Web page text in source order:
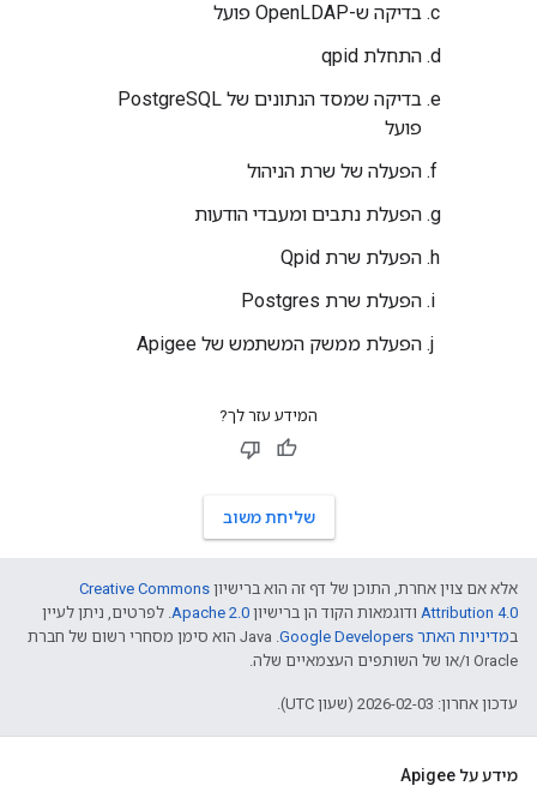
בדיקה ש-OpenLDAP פועל
התחלת qpid
בדיקה שמסד הנתונים של PostgreSQL
פועל
הפעלה של שרת הניהול
הפעלת נתבים ומעבדי הודעות
הפעלת שרת Qpid
הפעלת שרת Postgres
הפעלת ממשק המשתמש של Apigee
המידע עזר לך?
שליחת משוב
אלא אם צוין אחרת, התוכן של דף זה הוא ברישיון Creative Commons
Attribution 4.0 ודוגמאות הקוד הן ברישיון Apache 2.0. לפרטים, ניתן לעיין
במדיניות האתר Google Developers‏
.‏ Java הוא סימן מסחרי רשום של חברת
Oracle ו/או של השותפים העצמאיים שלה.
עדכון אחרון: 2026-02-03 (שעון UTC).
מידע על Apigee